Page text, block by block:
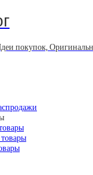
покупок,